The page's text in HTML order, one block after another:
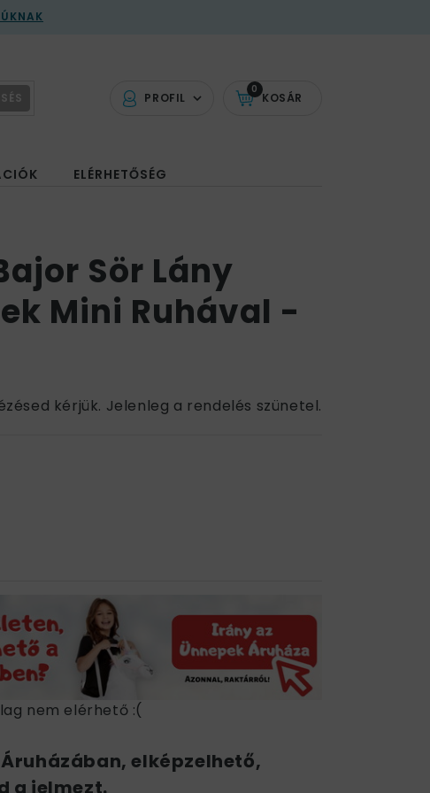
PROFIL KOSÁR
0
ELÉRHETŐSÉG
Sör Lány
Mini Ruhával -
kérjük. Jelenleg a rendelés szünetel.
nem elérhető :(
elképzelhető,
a jelmezt.